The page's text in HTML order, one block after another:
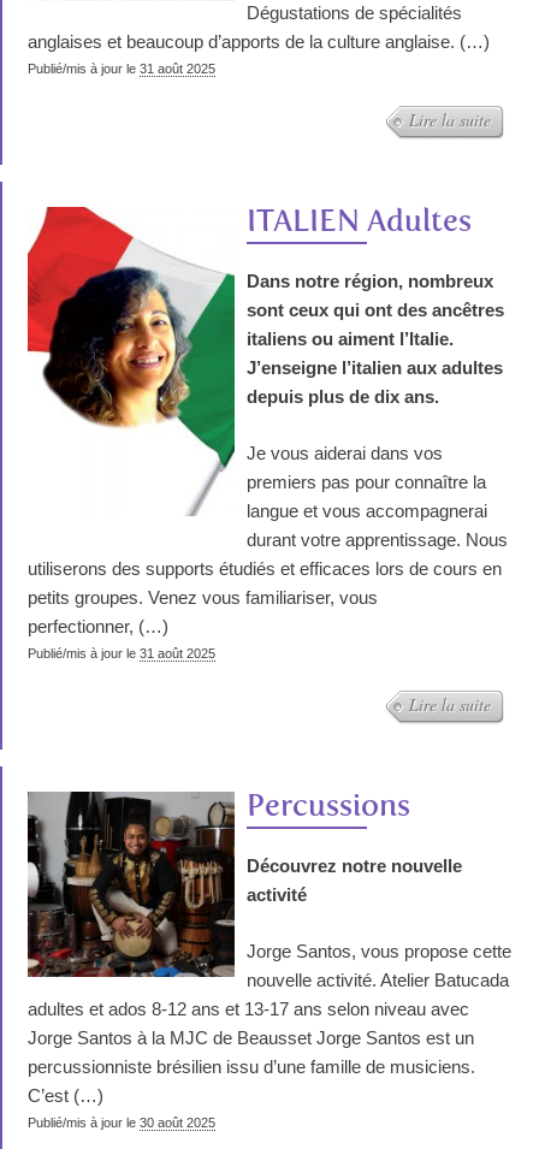
Dégustations de spécialités
anglaises et beaucoup d’apports de la culture anglaise. (…)
Publié/mis à jour le 31 août 2025
Lire la suite
ITALIEN Adultes
Dans notre région, nombreux
sont ceux qui ont des ancêtres
italiens ou aiment l’Italie.
J’enseigne l’italien aux adultes
depuis plus de dix ans.
Je vous aiderai dans vos
premiers pas pour connaître la
langue et vous accompagnerai
durant votre apprentissage. Nous
utiliserons des supports étudiés et efficaces lors de cours en
petits groupes. Venez vous familiariser, vous
perfectionner, (…)
Publié/mis à jour le 31 août 2025
Lire la suite
Percussions
Découvrez notre nouvelle
activité
Jorge Santos, vous propose cette
nouvelle activité. Atelier Batucada
adultes et ados 8-12 ans et 13-17 ans selon niveau avec
Jorge Santos à la MJC de Beausset Jorge Santos est un
percussionniste brésilien issu d’une famille de musiciens.
C’est (…)
Publié/mis à jour le 30 août 2025